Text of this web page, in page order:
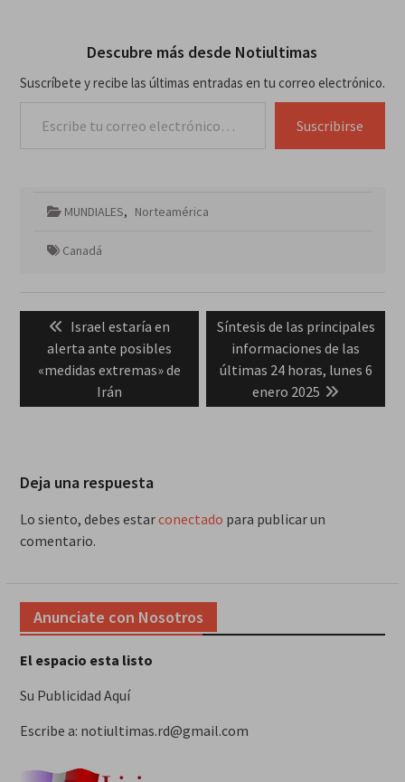
Descubre más desde Notiultimas
Suscríbete y recibe las últimas entradas en tu correo electrónico.
Suscribirse
MUNDIALES, Norteamérica
Canadá
entradas
Previous
post:
Israel estaría en
alerta ante posibles
«medidas extremas» de
Irán
Next
post:
Síntesis de las principales
informaciones de las
últimas 24 horas, lunes 6
enero 2025
Deja una respuesta
Lo siento, debes estarconectado para publicar un
comentario.
Anunciate con Nosotros
El espacio esta listo
Su Publicidad Aquí
Escribe a: notiultimas.rd@gmail.com